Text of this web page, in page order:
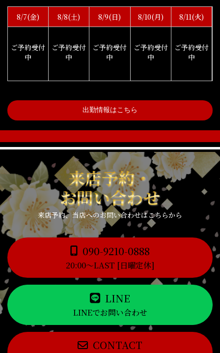
8/7(金)
ご予約受付
中
8/8(土)
ご予約受付
中
8/9(日)
ご予約受付
中
8/10(月)
ご予約受付
中
8/11(火)
ご予約受付
中
出勤情報はこちら
来店予約・
お問い合わせ
来店予約、当店へのお問い合わせはこちらから
090-9210-0888
20:00～LAST [日曜定休]
LINE
LINEでお問い合わせ
CONTACT